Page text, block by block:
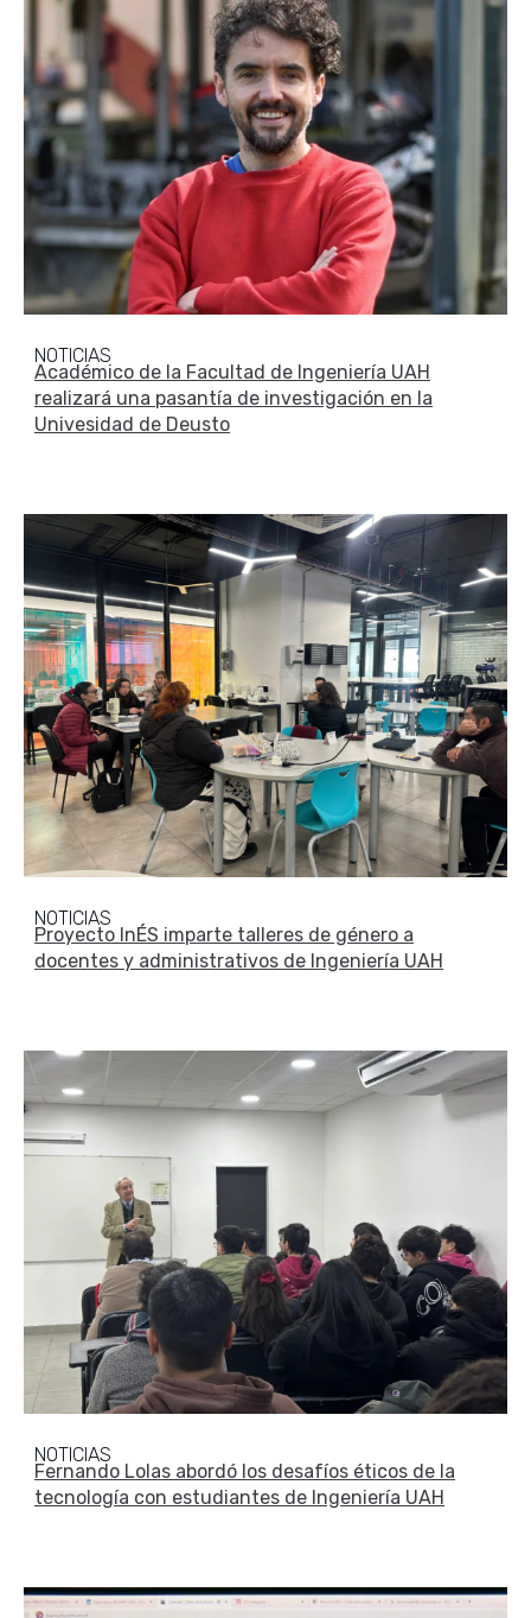
NOTICIAS
Académico de la Facultad de Ingeniería UAH
realizará una pasantía de investigación en la
Univesidad de Deusto
NOTICIAS
Proyecto InÉS imparte talleres de género a
docentes y administrativos de Ingeniería UAH
NOTICIAS
Fernando Lolas abordó los desafíos éticos de la
tecnología con estudiantes de Ingeniería UAH